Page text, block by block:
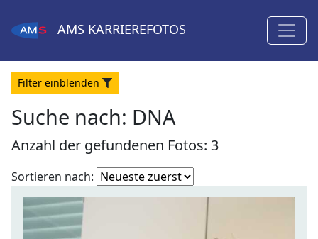
AMS KARRIEREFOTOS
Filter einblenden
Suche nach: DNA
Anzahl der gefundenen Fotos: 3
Sortieren nach: